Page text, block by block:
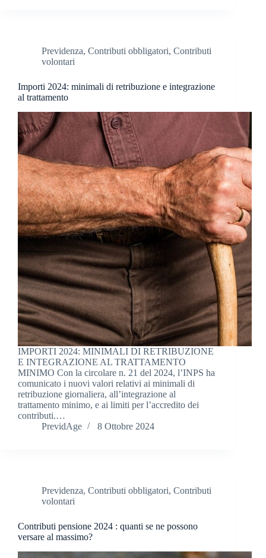
Previdenza, Contributi obbligatori, Contributi
volontari
Importi 2024: minimali di retribuzione e integrazione
al trattamento
IMPORTI 2024: MINIMALI DI RETRIBUZIONE
E INTEGRAZIONE AL TRATTAMENTO
MINIMO Con la circolare n. 21 del 2024, l’INPS ha
comunicato i nuovi valori relativi ai minimali di
retribuzione giornaliera, all’integrazione al
trattamento minimo, e ai limiti per l’accredito dei
contributi.…
PrevidAge
8 Ottobre 2024
Previdenza, Contributi obbligatori, Contributi
volontari
Contributi pensione 2024 : quanti se ne possono
versare al massimo?